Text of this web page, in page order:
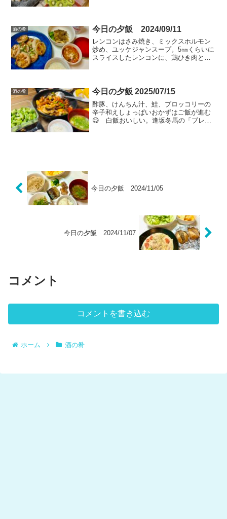
で、レモン〆で押...
酒の肴 今日の夕飯 2024/09/11
レンコンはさみ焼き、ミックスホルモン
炒め、ユッケジャンスープ。5㎜くらいに
スライスしたレンコンに、鶏ひき肉と玉
ルのつまみのほうが合うかなぁ。
酒の肴 今日の夕飯 2025/07/15
酢豚、けんちん汁、鮭、ブロッコリーの
辛子和えしょっぱいおかずはご飯が進む
😋 白飯おいしい。逢坂冬馬の「ブレイ
今日の夕飯 2024/11/05
今日の夕飯 2024/11/07
コメント
コメントを書き込む
ホーム 酒の肴